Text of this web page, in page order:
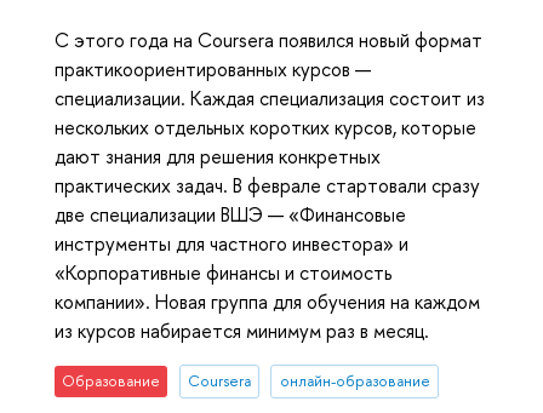
С этого года на Coursera появился новый формат
практикоориентированных курсов —
специализации. Каждая специализация состоит из
нескольких отдельных коротких курсов, которые
дают знания для решения конкретных
практических задач. В феврале стартовали сразу
две специализации ВШЭ — «Финансовые
инструменты для частного инвестора» и
«Корпоративные финансы и стоимость
компании». Новая группа для обучения на каждом
из курсов набирается минимум раз в месяц.
Образование Coursera онлайн-образование